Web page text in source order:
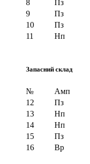
8
Пз
9
Пз
10
Пз
11
Нп
Запасний склад
№ Амп
12
Пз
13
Нп
14
Нп
15
Пз
16
Вр